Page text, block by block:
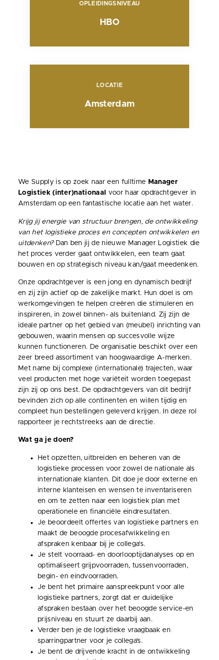
OPLEIDINGSNIVEAU
HBO
LOCATIE
Amsterdam
We Supply is op zoek naar een fulltime Manager
Logistiek (inter)nationaal
voor haar opdrachtgever in
Amsterdam op een fantastische locatie aan het water.
Krijg jij energie van structuur brengen, de ontwikkeling
van het logistieke proces en concepten ontwikkelen en
uitdenken?Dan ben jij de nieuwe Manager Logistiek die
het proces verder gaat ontwikkelen, een team gaat
bouwen en op strategisch niveau kan/gaat meedenken.
Onze opdrachtgever is een jong en dynamisch bedrijf
en zij zijn actief op de zakelijke markt. Hun doel is om
werkomgevingen te helpen creëren die stimuleren en
inspireren, in zowel binnen- als buitenland. Zij zijn de
ideale partner op het gebied van (meubel) inrichting van
gebouwen, waarin mensen op succesvolle wijze
kunnen functioneren. De organisatie beschikt over een
zeer breed assortiment van hoogwaardige A-merken.
Met name bij complexe (internationale) trajecten, waar
veel producten met hoge variëteit worden toegepast
zijn zij op ons best. De opdrachtgevers van dit bedrijf
bevinden zich op alle continenten en willen tijdig en
compleet hun bestellingen geleverd krijgen. In deze rol
rapporteer je rechtstreeks aan de directie.
Wat ga je doen?
Het opzetten, uitbreiden en beheren van de
logistieke processen voor zowel de nationale als
internationale klanten. Dit doe je door externe en
interne klanteisen en wensen te inventariseren
en om te zetten naar een logistiek plan met
operationele en financiële eindresultaten.
Je beoordeelt offertes van logistieke partners en
maakt de beoogde procesafwikkeling en
afspraken kenbaar bij je collega’s.
Je stelt voorraad- en doorlooptijdanalyses op en
optimaliseert grijpvoorraden, tussenvoorraden,
begin- en eindvoorraden.
Je bent het primaire aanspreekpunt voor alle
logistieke partners, zorgt dat er duidelijke
afspraken bestaan over het beoogde service-en
prijsniveau en stuurt ze daarbij aan.
Verder ben je de logistieke vraagbaak en
sparringpartner voor je collega’s.
Je bent de drijvende kracht in de ontwikkeling